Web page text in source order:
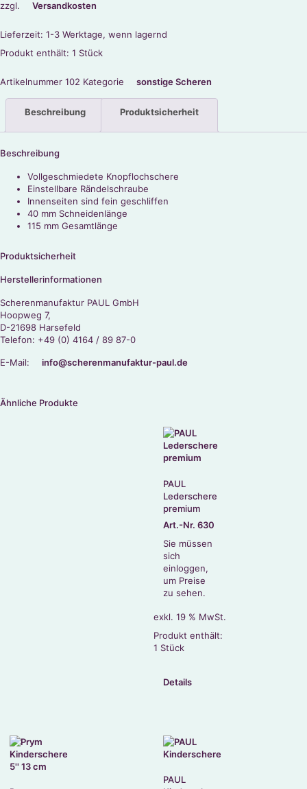
zzgl. Versandkosten
Lieferzeit: 1-3 Werktage, wenn lagernd
Produkt enthält: 1 Stück
Artikelnummer 102 Kategorie sonstige Scheren
Beschreibung Produktsicherheit
Beschreibung
Vollgeschmiedete Knopflochschere
Einstellbare Rändelschraube
Innenseiten sind fein geschliffen
40 mm Schneidenlänge
115 mm Gesamtlänge
Produktsicherheit
Herstellerinformationen
Scherenmanufaktur PAUL GmbH
Hoopweg 7,
D-21698 Harsefeld
Telefon: +49 (0) 4164 / 89 87-0
E-Mail: info@scherenmanufaktur-paul.de
Ähnliche Produkte
PAUL
Lederschere
premium
Art.-Nr. 630
Sie müssen
sich
einloggen,
um Preise
zu sehen.
exkl. 19 % MwSt.
Produkt enthält:
1 Stück
Details
PAUL